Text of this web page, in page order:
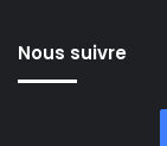
Nous suivre